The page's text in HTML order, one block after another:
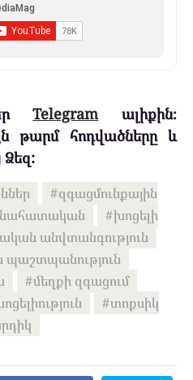
Telegramալիքին։
թարմ հոդվածները և
զգացմունքային
խոցելի
անվտանգություն
պաշտպանություն
մեղքի զգացում
տոքսիկ